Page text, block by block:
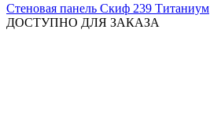
Стеновая панель Скиф 239 Титаниум
ДОСТУПНО ДЛЯ ЗАКАЗА